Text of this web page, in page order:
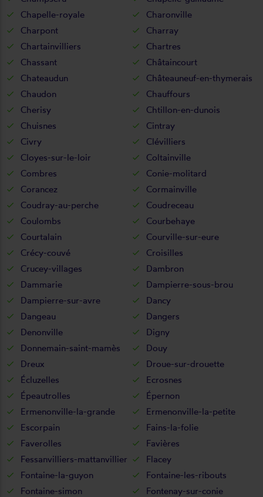
Chapelle-royale
Charonville
Charpont
Charray
Chartainvilliers
Chartres
Chassant
Châtaincourt
Chateaudun
Châteauneuf-en-thymerais
Chaudon
Chauffours
Cherisy
Chtillon-en-dunois
Chuisnes
Cintray
Civry
Clévilliers
Cloyes-sur-le-loir
Coltainville
Combres
Conie-molitard
Corancez
Cormainville
Coudray-au-perche
Coudreceau
Coulombs
Courbehaye
Courtalain
Courville-sur-eure
Crécy-couvé
Croisilles
Crucey-villages
Dambron
Dammarie
Dampierre-sous-brou
Dampierre-sur-avre
Dancy
Dangeau
Dangers
Denonville
Digny
Donnemain-saint-mamès
Douy
Dreux
Droue-sur-drouette
Écluzelles
Ecrosnes
Épeautrolles
Épernon
Ermenonville-la-grande
Ermenonville-la-petite
Escorpain
Fains-la-folie
Faverolles
Favières
Fessanvilliers-mattanvillier
Flacey
Fontaine-la-guyon
Fontaine-les-ribouts
Fontaine-simon
Fontenay-sur-conie